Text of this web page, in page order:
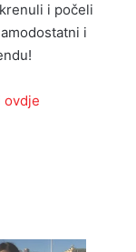
i počeli
i
ovdje